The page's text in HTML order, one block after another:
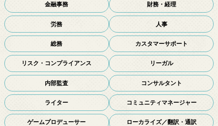
金融事務 財務・経理
労務 人事
総務 カスタマーサポート
リスク・コンプライアンス リーガル
内部監査 コンサルタント
ライター コミュニティマネージャー
ゲームプロデューサー ローカライズ／翻訳・通訳